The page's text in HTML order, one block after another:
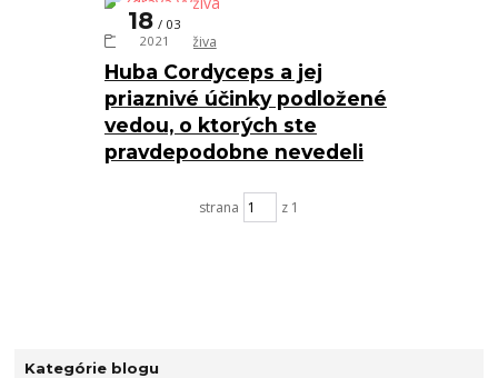
Kategórie blogu
Huba Cordyceps a jej
priaznivé účinky podložené
vedou, o ktorých ste
pravdepodobne nevedeli
18
03
2021
Zdravá výživa
strana z 1